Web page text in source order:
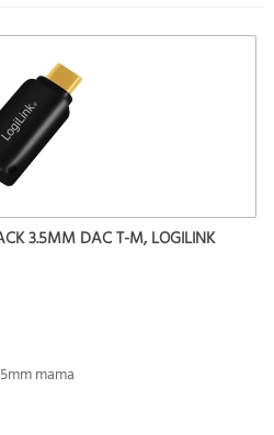
3.5MM DAC T-M, LOGILINK
mama